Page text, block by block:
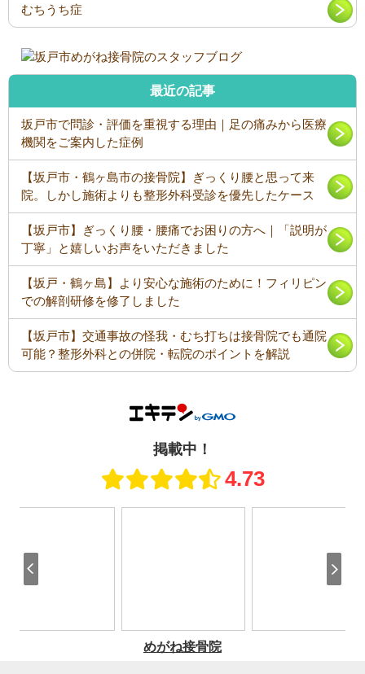
むちうち症
最近の記事
坂戸市で問診・評価を重視する理由｜足の痛みから医療
機関をご案内した症例
【坂戸市・鶴ヶ島市の接骨院】ぎっくり腰と思って来
院。しかし施術よりも整形外科受診を優先したケース
【坂戸市】ぎっくり腰・腰痛でお困りの方へ｜「説明が
丁寧」と嬉しいお声をいただきました
【坂戸・鶴ヶ島】より安心な施術のために！フィリピン
での解剖研修を修了しました
【坂戸市】交通事故の怪我・むち打ちは接骨院でも通院
可能？整形外科との併院・転院のポイントを解説